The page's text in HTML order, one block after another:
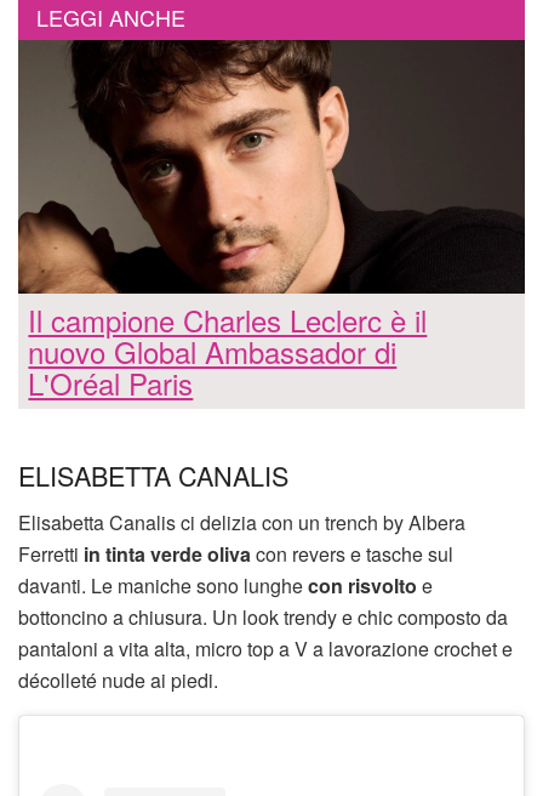
LEGGI ANCHE
Il campione Charles Leclerc è il
nuovo Global Ambassador di
L'Oréal Paris
ELISABETTA CANALIS
Elisabetta Canalis ci delizia con un trench by Albera
Ferretti in tinta verde olivacon revers e tasche sul
davanti. Le maniche sono lunghecon risvolto e
bottoncino a chiusura. Un look trendy e chic composto da
pantaloni a vita alta, micro top a V a lavorazione crochet e
décolleté nude ai piedi.